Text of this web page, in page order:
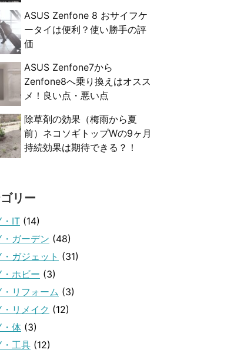
ASUS Zenfone 8 おサイフケ
ータイは便利？使い勝手の評
価
ASUS Zenfone7から
Zenfone8へ乗り換えはオスス
メ！良い点・悪い点
除草剤の効果（梅雨から夏
前）ネコソギトップWの9ヶ月
持続効果は期待できる？！
リー
・IT (14)
・ガーデン (48)
・ガジェット (31)
・ホビー (3)
・リフォーム (3)
・リメイク (12)
・体 (3)
・工具 (12)